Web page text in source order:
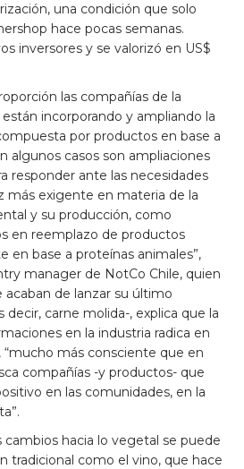
una condición que solo
hace pocas semanas.
inversores y se valorizó en US$
las compañías de la
incorporando y ampliando la
por productos en base a
algunos casos son ampliaciones
responder ante las necesidades
más exigente en materia de la
y su producción, como
en reemplazo de productos
en base a proteínas animales”,
manager de NotCo Chile, quien
de lanzar su último
carne molida-, explica que la
en la industria radica en
más consciente que en
compañías -y productos- que
en las comunidades, en la
hacia lo vegetal se puede
tradicional como el vino, que hace